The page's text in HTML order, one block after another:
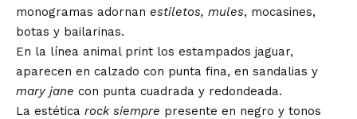
monogramas adornan estiletos, mules, mocasines,
botas y bailarinas.
En la línea animal print los estampados jaguar,
aparecen en calzado con punta fina, en sandalias y
mary jane con punta cuadrada y redondeada.
La estética rock siempre presente en negro y tonos